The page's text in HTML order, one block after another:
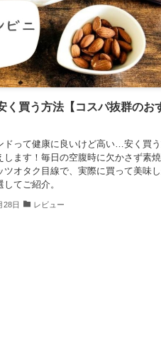
く買う方法【コスパ抜群のお
ドって健康に良いけど高い…安く買
します！毎日の空腹時に欠かさず素
ツオタク目線で、実際に買って美味
てご紹介。
28日 レビュー